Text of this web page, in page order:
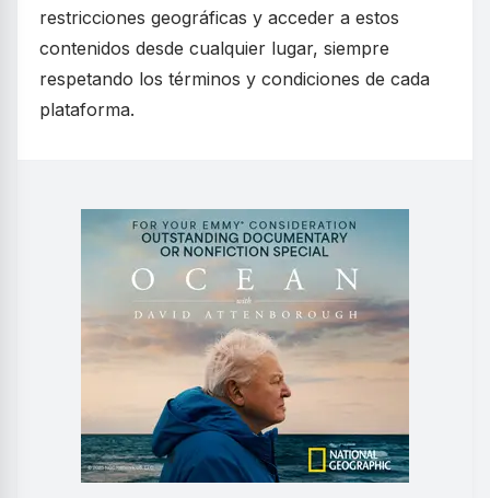
restricciones geográficas y acceder a estos
contenidos desde cualquier lugar, siempre
respetando los términos y condiciones de cada
plataforma.